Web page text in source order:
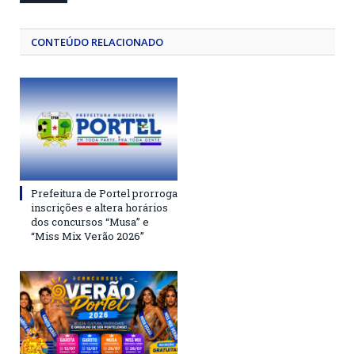
CONTEÚDO RELACIONADO
Prefeitura de Portel prorroga
inscrições e altera horários
dos concursos “Musa” e
“Miss Mix Verão 2026”